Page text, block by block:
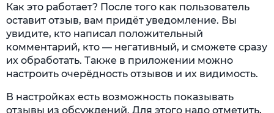
Как это работает? После того как пользователь
оставит отзыв, вам придёт уведомление. Вы
увидите, кто написал положительный
комментарий, кто — негативный, и сможете сразу
их обработать. Также в приложении можно
настроить очерёдность отзывов и их видимость.
В настройках есть возможность показывать
отзывы из обсуждений. Для этого надо отметить,